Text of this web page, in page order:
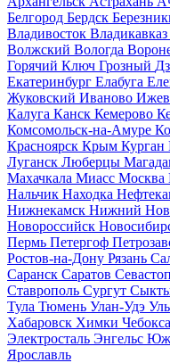
Белгород Бердск
Владивосток Владикавказ
Волжский Вологда
Горячий Ключ Грозный
Екатеринбург Елабуга
Жуковский Иваново
Калуга Канск Кемерово
Комсомольск-на-Амуре
Красноярск Крым Курган
Луганск Люберцы
Махачкала Миасс Москва
Нальчик Находка
Нижнекамск Нижний
Новороссийск
Пермь Петергоф
Ростов-на-Дону Рязань
Саранск Саратов
Ставрополь Сургут
Тула Тюмень Улан-Удэ
Хабаровск Химки
Электросталь Энгельс
Ярославль